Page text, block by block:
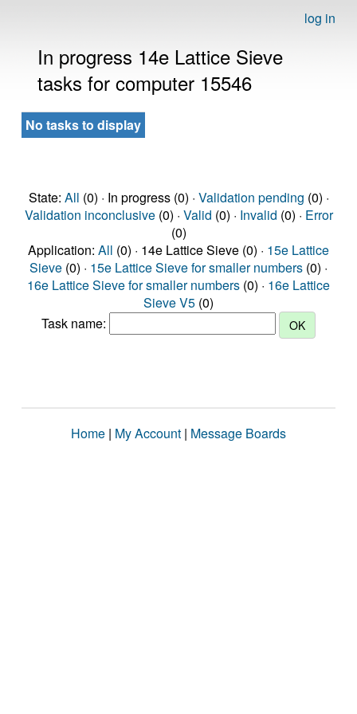
log in
In progress 14e Lattice Sieve
tasks for computer 15546
No tasks to display
State: All (0) · In progress (0) · Validation pending (0) ·
Validation inconclusive(0) · Valid (0) · Invalid (0) · Error
(0)
Application: All (0) · 14e Lattice Sieve (0) · 15e Lattice
Sieve (0) · 15e Lattice Sieve for smaller numbers (0) ·
16e Lattice Sieve for smaller numbers (0) · 16e Lattice
Sieve V5 (0)
Task name:
Home | My Account | Message Boards